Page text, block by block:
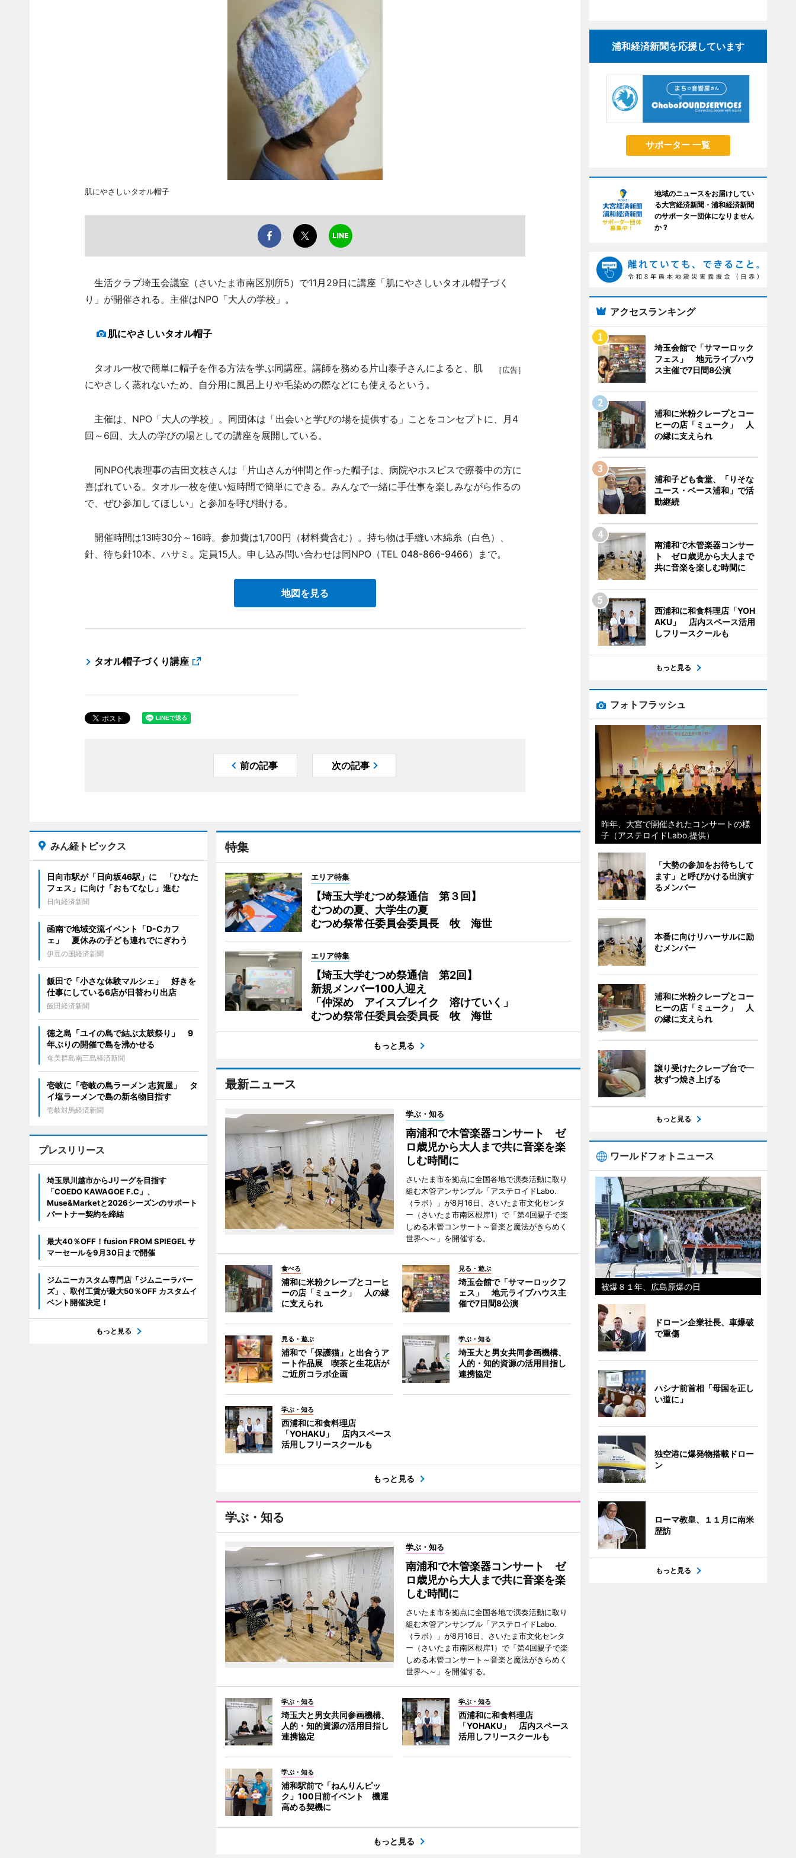
肌にやさしいタオル帽子
生活クラブ埼玉会議室（さいたま市南区別所5）で11月29日に講座「肌にやさしいタオル帽子づく
り」が開催される。主催はNPO「大人の学校」。
肌にやさしいタオル帽子
［広告］
タオル一枚で簡単に帽子を作る方法を学ぶ同講座。講師を務める片山泰子さんによると、肌
にやさしく蒸れないため、自分用に風呂上りや毛染めの際などにも使えるという。
主催は、NPO「大人の学校」。同団体は「出会いと学びの場を提供する」ことをコンセプトに、月4
回～6回、大人の学びの場としての講座を展開している。
同NPO代表理事の吉田文枝さんは「片山さんが仲間と作った帽子は、病院やホスピスで療養中の方に
喜ばれている。タオル一枚を使い短時間で簡単にできる。みんなで一緒に手仕事を楽しみながら作るの
で、ぜひ参加してほしい」と参加を呼び掛ける。
開催時間は13時30分～16時。参加費は1,700円（材料費含む）。持ち物は手縫い木綿糸（白色）、
針、待ち針10本、ハサミ。定員15人。申し込み問い合わせは同NPO（TEL 048-866-9466）まで。
地図を見る
タオル帽子づくり講座
前の記事 次の記事
特集
エリア特集
【埼玉大学むつめ祭通信 第３回】
むつめの夏、大学生の夏
むつめ祭常任委員会委員長 牧 海世
エリア特集
【埼玉大学むつめ祭通信 第2回】
新規メンバー100人迎え
「仲深め アイスブレイク 溶けていく」
むつめ祭常任委員会委員長 牧 海世
もっと見る
最新ニュース
学ぶ・知る
南浦和で木管楽器コンサート ゼ
ロ歳児から大人まで共に音楽を楽
しむ時間に
さいたま市を拠点に全国各地で演奏活動に取り
組む木管アンサンブル「アステロイドLabo.
（ラボ）」が8月16日、さいたま市文化センタ
ー（さいたま市南区根岸1）で「第4回親子で楽
しめる木管コンサート～音楽と魔法がきらめく
世界へ～」を開催する。
食べる
浦和に米粉クレープとコーヒ
ーの店「ミューク」 人の縁
に支えられ
見る・遊ぶ
埼玉会館で「サマーロックフ
ェス」 地元ライブハウス主
催で7日間8公演
見る・遊ぶ
浦和で「保護猫」と出合うア
ート作品展 喫茶と生花店が
ご近所コラボ企画
学ぶ・知る
埼玉大と男女共同参画機構、
人的・知的資源の活用目指し
連携協定
学ぶ・知る
西浦和に和食料理店
「YOHAKU」 店内スペース
活用しフリースクールも
もっと見る
学ぶ・知る
学ぶ・知る
南浦和で木管楽器コンサート ゼ
ロ歳児から大人まで共に音楽を楽
しむ時間に
さいたま市を拠点に全国各地で演奏活動に取り
組む木管アンサンブル「アステロイドLabo.
（ラボ）」が8月16日、さいたま市文化センタ
ー（さいたま市南区根岸1）で「第4回親子で楽
しめる木管コンサート～音楽と魔法がきらめく
世界へ～」を開催する。
学ぶ・知る
埼玉大と男女共同参画機構、
人的・知的資源の活用目指し
連携協定
学ぶ・知る
西浦和に和食料理店
「YOHAKU」 店内スペース
活用しフリースクールも
学ぶ・知る
浦和駅前で「ねんりんピッ
ク」100日前イベント 機運
高める契機に
もっと見る
みん経トピックス
日向市駅が「日向坂46駅」に 「ひなた
フェス」に向け「おもてなし」進む
日向経済新聞
函南で地域交流イベント「D-Cカフ
ェ」 夏休みの子ども連れでにぎわう
伊豆の国経済新聞
飯田で「小さな体験マルシェ」 好きを
仕事にしている6店が日替わり出店
飯田経済新聞
徳之島「ユイの島で結ぶ太鼓祭り」 9
年ぶりの開催で島を沸かせる
奄美群島南三島経済新聞
壱岐に「壱岐の島ラーメン 志賀屋」 タ
イ塩ラーメンで島の新名物目指す
壱岐対馬経済新聞
プレスリリース
埼玉県川越市からJリーグを目指す
「COEDO KAWAGOE F.C」、
Muse&Marketと2026シーズンのサポート
パートナー契約を締結
最大40％OFF！fusion FROM SPIEGEL サ
マーセールを9月30日まで開催
ジムニーカスタム専門店「ジムニーラバー
ズ」、取付工賃が最大50％OFF カスタムイ
ベント開催決定！
もっと見る
浦和経済新聞を応援しています
サポーター 一覧
地域のニュースをお届けしてい
る大宮経済新聞・浦和経済新聞
のサポーター団体になりません
か？
アクセスランキング
埼玉会館で「サマーロック
フェス」 地元ライブハウ
ス主催で7日間8公演
浦和に米粉クレープとコー
ヒーの店「ミューク」 人
の縁に支えられ
浦和子ども食堂、「りそな
ユース・ベース浦和」で活
動継続
南浦和で木管楽器コンサー
ト ゼロ歳児から大人まで
共に音楽を楽しむ時間に
西浦和に和食料理店「YOH
AKU」 店内スペース活用
しフリースクールも
もっと見る
フォトフラッシュ
昨年、大宮で開催されたコンサートの様
子（アステロイドLabo.提供）
「大勢の参加をお待ちして
ます」と呼びかける出演す
るメンバー
本番に向けリハーサルに励
むメンバー
浦和に米粉クレープとコー
ヒーの店「ミューク」 人
の縁に支えられ
譲り受けたクレープ台で一
枚ずつ焼き上げる
もっと見る
ワールドフォトニュース
被爆８１年、広島原爆の日
ドローン企業社長、車爆破
で重傷
ハシナ前首相「母国を正し
い道に」
独空港に爆発物搭載ドロー
ン
ローマ教皇、１１月に南米
歴訪
もっと見る